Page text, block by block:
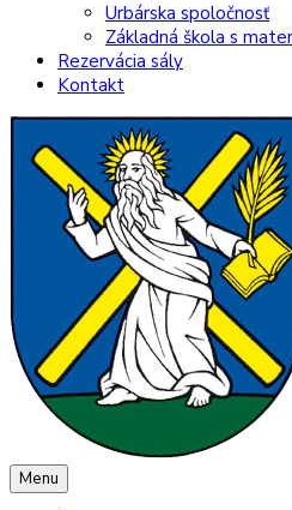
Urbárska spoločnosť
Základná škola s
Rezervácia sály
Kontakt
Menu